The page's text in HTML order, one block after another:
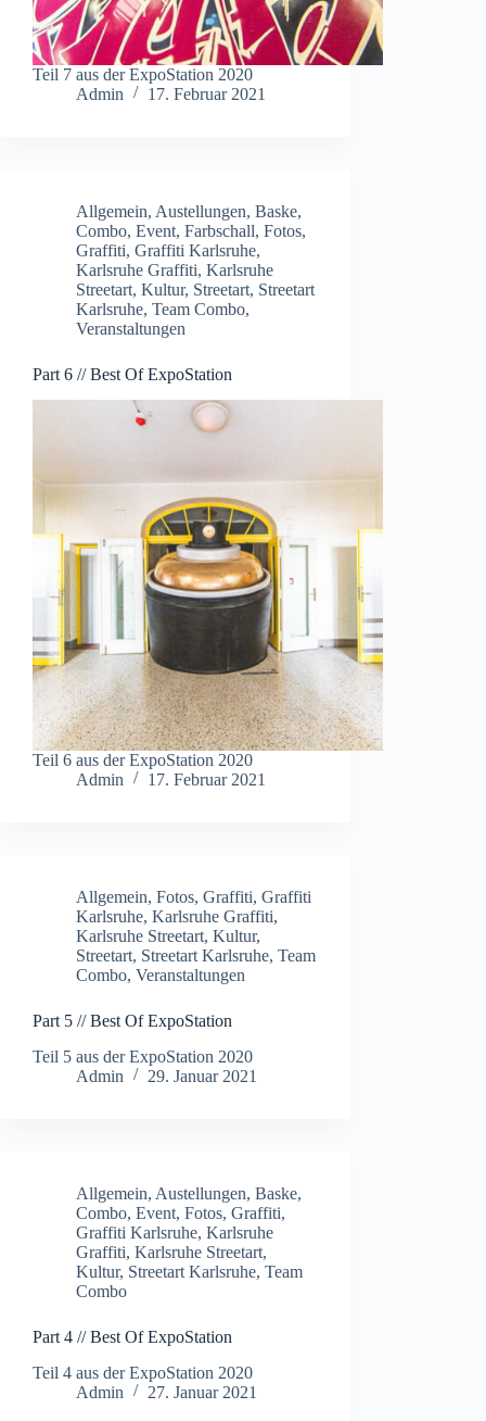
Teil 7 aus der ExpoStation 2020
Admin
17. Februar 2021
Allgemein, Austellungen, Baske,
Combo, Event, Farbschall, Fotos,
Graffiti, Graffiti Karlsruhe,
Karlsruhe Graffiti, Karlsruhe
Streetart, Kultur, Streetart, Streetart
Karlsruhe, Team Combo,
Veranstaltungen
Part 6 // Best Of ExpoStation
Teil 6 aus der ExpoStation 2020
Admin
17. Februar 2021
Allgemein, Fotos, Graffiti, Graffiti
Karlsruhe, Karlsruhe Graffiti,
Karlsruhe Streetart, Kultur,
Streetart, Streetart Karlsruhe, Team
Combo, Veranstaltungen
Part 5 // Best Of ExpoStation
Teil 5 aus der ExpoStation 2020
Admin
29. Januar 2021
Allgemein, Austellungen, Baske,
Combo, Event, Fotos, Graffiti,
Graffiti Karlsruhe, Karlsruhe
Graffiti, Karlsruhe Streetart,
Kultur, Streetart Karlsruhe, Team
Combo
Part 4 // Best Of ExpoStation
Teil 4 aus der ExpoStation 2020
Admin
27. Januar 2021